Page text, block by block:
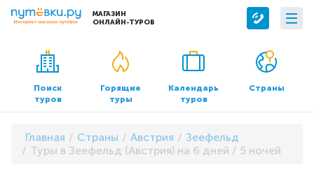
МАГАЗИН
ОНЛАЙН-ТУРОВ
Сервисы
Бронирование отелей
Трансфер
О компании
О нас
Контакты
Документы и реквизиты
Поиск
туров
Горящие
туры
Календарь
туров
Страны
Главная Страны Австрия
Зеефельд
Туры в Зеефельд (Австрия) на 6 дней / 5 ночей